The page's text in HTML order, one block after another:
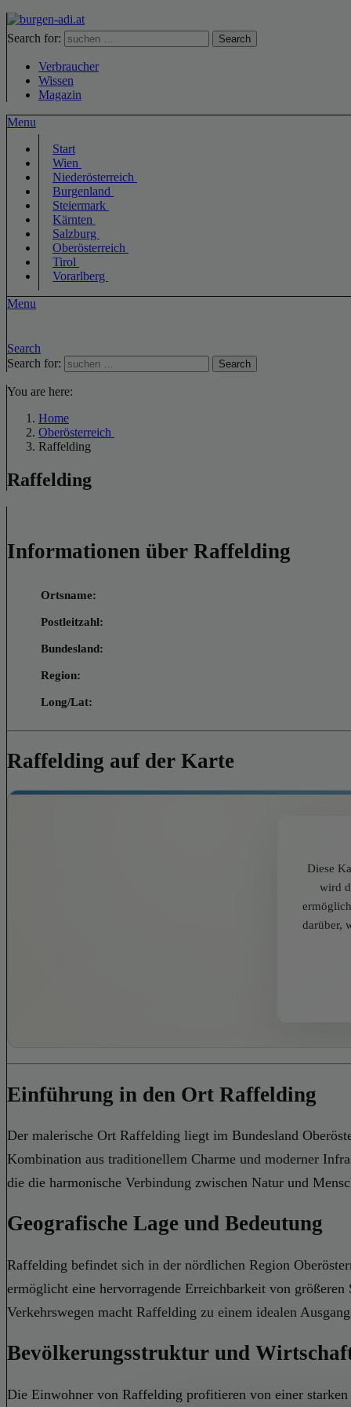
Search for: Search
Verbraucher
Wissen
Magazin
Menu
Start
Wien
Niederösterreich
Burgenland
Steiermark
Kärnten
Salzburg
Oberösterreich
Tirol
Vorarlberg
Menu
Search
Search for:
Search
You are here:
Home
Oberösterreich
Raffelding
Raffelding
Informationen über Raffelding
Ortsname:
Postleitzahl:
Bundesland:
Region:
Long/Lat:
Raffelding auf der Karte
Diese
wird
darüber,
Einführung in den Ort Raffelding
Der malerische Ort Raffelding liegt im Bundesland
Kombination aus traditionellem Charme und moderner
die die harmonische Verbindung zwischen Natur und
Geografische Lage und Bedeutung
Raffelding befindet sich in der nördlichen Region
ermöglicht eine hervorragende Erreichbarkeit von
Verkehrswegen macht Raffelding zu einem idealen
Bevölkerungsstruktur und
Die Einwohner von Raffelding profitieren von einer